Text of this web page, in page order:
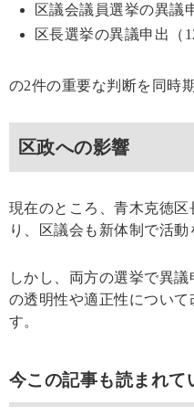
区議会議員選挙の異議
区長選挙の異議申出（
の2件の重要な判断を同時
区政への影響
現在のところ、青木克徳
り、区議会も新体制で活動
しかし、両方の選挙で異
の透明性や適正性について
す。
今この記事も読まれて